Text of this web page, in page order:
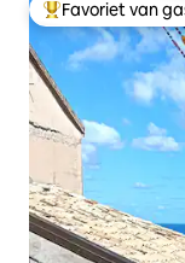
Topfavoriet van
Favoriet van